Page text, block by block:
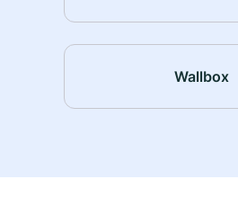
Wallbox